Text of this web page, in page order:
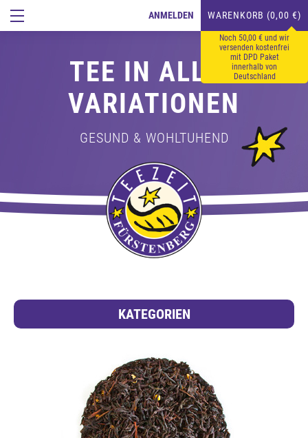
ANMELDEN WARENKORB (0,00 €)
Noch 50,00 € und wir
versenden kostenfrei
mit DPD Paket
innerhalb von
Deutschland
TEE IN ALLEN
VARIATIONEN
GESUND & WOHLTUHEND
KATEGORIEN